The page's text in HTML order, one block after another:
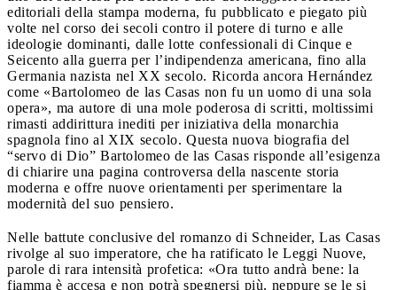
editoriali della stampa moderna, fu pubblicato e piegato più
volte nel corso dei secoli contro il potere di turno e alle
ideologie dominanti, dalle lotte confessionali di Cinque e
Seicento alla guerra per l’indipendenza americana, fino alla
Germania nazista nel XX secolo. Ricorda ancora Hernández
come «Bartolomeo de las Casas non fu un uomo di una sola
opera», ma autore di una mole poderosa di scritti, moltissimi
rimasti addirittura inediti per iniziativa della monarchia
spagnola fino al XIX secolo. Questa nuova biografia del
“servo di Dio” Bartolomeo de las Casas risponde all’esigenza
di chiarire una pagina controversa della nascente storia
moderna e offre nuove orientamenti per sperimentare la
modernità del suo pensiero.
Nelle battute conclusive del romanzo di Schneider, Las Casas
rivolge al suo imperatore, che ha ratificato le Leggi Nuove,
parole di rara intensità profetica: «Ora tutto andrà bene: la
fiamma è accesa e non potrà spegnersi più, neppure se le si